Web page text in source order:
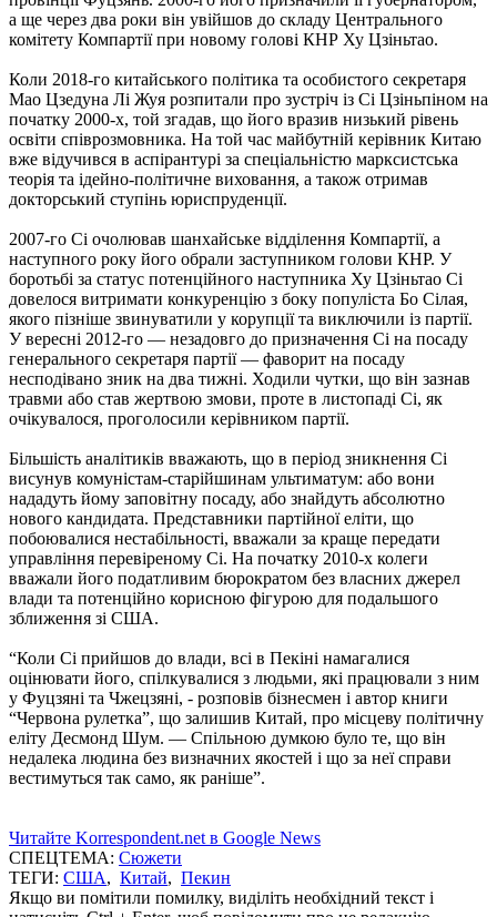
а ще через два роки він увійшов до складу Центрального
комітету Компартії при новому голові КНР Ху Цзіньтао.
Коли 2018-го китайського політика та особистого секретаря
Мао Цзедуна Лі Жуя розпитали про зустріч із Сі Цзіньпіном на
початку 2000-х, той згадав, що його вразив низький рівень
освіти співрозмовника. На той час майбутній керівник Китаю
вже відучився в аспірантурі за спеціальністю марксистська
теорія та ідейно-політичне виховання, а також отримав
докторський ступінь юриспруденції.
2007-го Сі очолював шанхайське відділення Компартії, а
наступного року його обрали заступником голови КНР. У
боротьбі за статус потенційного наступника Ху Цзіньтао Сі
довелося витримати конкуренцію з боку популіста Бо Сілая,
якого пізніше звинуватили у корупції та виключили із партії.
У вересні 2012-го — незадовго до призначення Сі на посаду
генерального секретаря партії — фаворит на посаду
несподівано зник на два тижні. Ходили чутки, що він зазнав
травми або став жертвою змови, проте в листопаді Сі, як
очікувалося, проголосили керівником партії.
Більшість аналітиків вважають, що в період зникнення Сі
висунув комуністам-старійшинам ультиматум: або вони
нададуть йому заповітну посаду, або знайдуть абсолютно
нового кандидата. Представники партійної еліти, що
побоювалися нестабільності, вважали за краще передати
управління перевіреному Сі. На початку 2010-х колеги
вважали його податливим бюрократом без власних джерел
влади та потенційно корисною фігурою для подальшого
зближення зі США.
“Коли Сі прийшов до влади, всі в Пекіні намагалися
оцінювати його, спілкувалися з людьми, які працювали з ним
у Фуцзяні та Чжецзяні, - розповів бізнесмен і автор книги
“Червона рулетка”, що залишив Китай, про місцеву політичну
еліту Десмонд Шум. — Спільною думкою було те, що він
недалека людина без визначних якостей і що за неї справи
вестимуться так само, як раніше”.
Читайте Korrespondent.net в Google News
СПЕЦТЕМА: Сюжети
ТЕГИ: США, Китай, Пекин
Якщо ви помітили помилку, виділіть необхідний текст і